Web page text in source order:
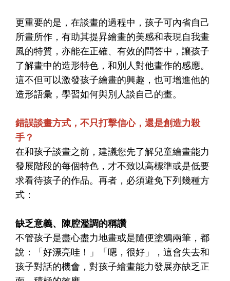
更重要的是，在談畫的過程中，孩子可內省自己
所畫所作，有助其提昇繪畫的美感和表現自我畫
風的特質，亦能在正確、有效的問答中，讓孩子
了解畫中的造形特色，和別人對他畫作的感應。
這不但可以激發孩子繪畫的興趣，也可增進他的
造形語彙，學習如何與別人談自己的畫。
錯誤談畫方式，不只打擊信心，還是創造力殺
手？
在和孩子談畫之前，建議您先了解兒童繪畫能力
發展階段的每個特色，才不致以高標準或是低要
求看待孩子的作品。再者，必須避免下列幾種方
式：
缺乏意義、陳腔濫調的稱讚
不管孩子是盡心盡力地畫或是隨便塗鴉兩筆，都
說：「好漂亮哇！」「嗯，很好」，這會失去和
孩子對話的機會，對孩子繪畫能力發展亦缺乏正